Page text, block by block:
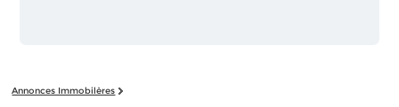
Annonces Immobilères